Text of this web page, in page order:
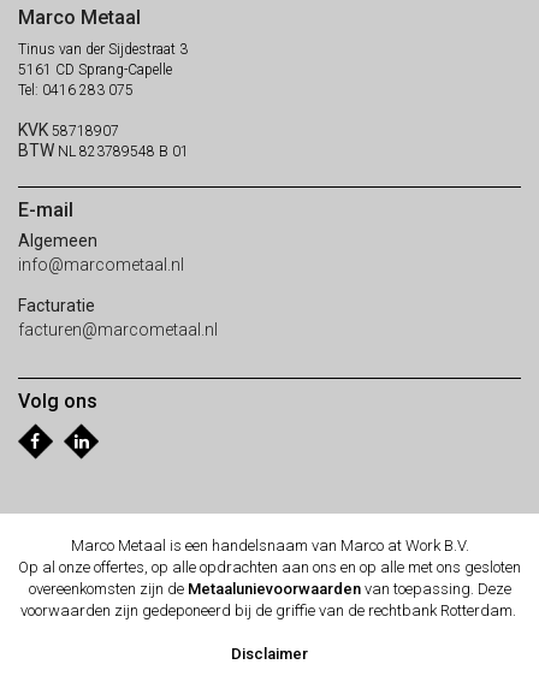
Marco Metaal
Tinus van der Sijdestraat 3
5161 CD Sprang-Capelle
Tel: 0416 283 075
KVK 58718907
BTW NL 823789548 B 01
E-mail
Algemeen
info@marcometaal.nl
Facturatie
facturen@marcometaal.nl
Volg ons
Marco Metaal is een handelsnaam van Marco at Work B.V.
Op al onze offertes, op alle opdrachten aan ons en op alle met ons gesloten
overeenkomsten zijn de Metaalunievoorwaardenvan toepassing. Deze
voorwaarden zijn gedeponeerd bij de griffie van de rechtbank Rotterdam.
Disclaimer